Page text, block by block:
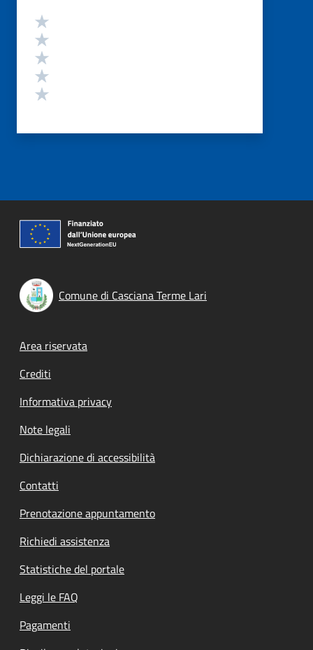
Valutazione
Comune di Casciana Terme Lari
Footer menu
Area riservata
Crediti
Informativa privacy
Note legali
Dichiarazione di accessibilità
Contatti
Prenotazione appuntamento
Richiedi assistenza
Statistiche del portale
Leggi le FAQ
Pagamenti